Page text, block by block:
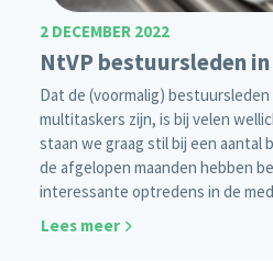
2 DECEMBER 2022
NtVP bestuursleden
Dat de (voormalig) bestuursleden
multitaskers zijn, is bij velen
staan we graag stil bij een aantal
de afgelopen maanden hebben
interessante optredens in de
Lees meer